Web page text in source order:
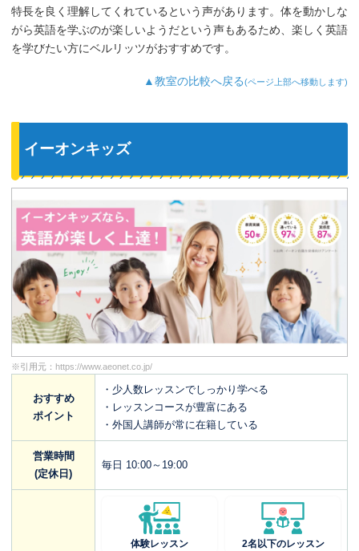
特長を良く理解してくれているという声があります。体を動かしな
がら英語を学ぶのが楽しいようだという声もあるため、楽しく英語
を学びたい方にベルリッツがおすすめです。
▲教室の比較へ戻る(ページ上部へ移動します)
イーオンキッズ
※引用元： https://www.aeonet.co.jp/
おすすめ
ポイント
・少人数レッスンでしっかり学べる
・レッスンコースが豊富にある
・外国人講師が常に在籍している
営業時間
(定休日)
毎日 10:00～19:00
体験レッスン 2名以下のレッスン